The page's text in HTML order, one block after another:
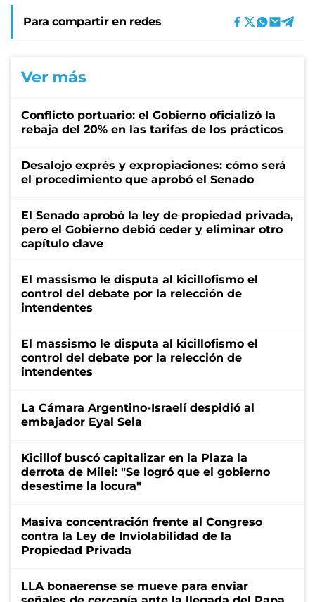
Para compartir en redes
Ver más
Conflicto portuario: el Gobierno oficializó la
rebaja del 20% en las tarifas de los prácticos
Desalojo exprés y expropiaciones: cómo será
el procedimiento que aprobó el Senado
El Senado aprobó la ley de propiedad privada,
pero el Gobierno debió ceder y eliminar otro
capítulo clave
El massismo le disputa al kicillofismo el
control del debate por la relección de
intendentes
El massismo le disputa al kicillofismo el
control del debate por la relección de
intendentes
La Cámara Argentino-Israelí despidió al
embajador Eyal Sela
Kicillof buscó capitalizar en la Plaza la
derrota de Milei: "Se logró que el gobierno
desestime la locura"
Masiva concentración frente al Congreso
contra la Ley de Inviolabilidad de la
Propiedad Privada
LLA bonaerense se mueve para enviar